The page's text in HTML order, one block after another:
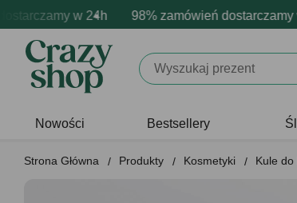
w 24h 98% zamówień dostarczamy w
personalizacja produktów Profesjonalna i
emocje - zawsze udane prezenty
Nowości Bestsellery
Strona Główna Produkty Kosmetyki
Kule do